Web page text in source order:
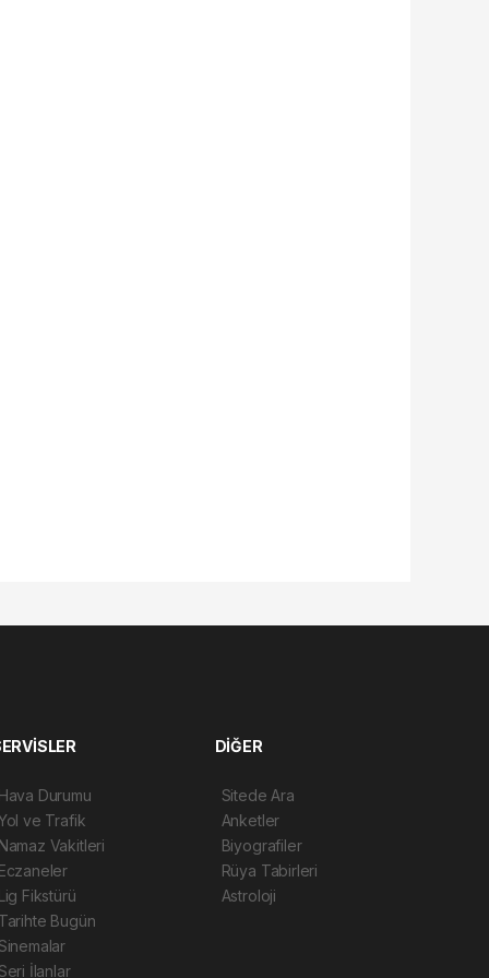
Durumu
ve Trafik
Vakitleri
Fikstürü
Bugün
İlanlar
DİĞER
Sitede Ara
Anketler
Biyografiler
Rüya Tabirleri
Astroloji